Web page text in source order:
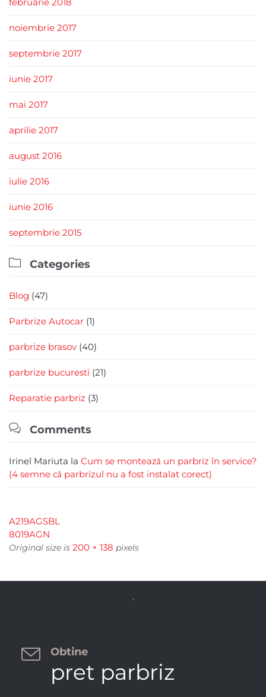
noiembrie 2017
septembrie 2017
iunie 2017
mai 2017
aprilie 2017
august 2016
iulie 2016
iunie 2016
septembrie 2015
 Categories
Blog (47)
Parbrize Autocar (1)
parbrize brasov (40)
parbrize bucuresti (21)
Reparatie parbriz (3)
 Comments
Irinel Mariuta la Cum se montează un parbriz în service?
(4 semne că parbrizul nu a fost instalat corect)
A219AGSBL
8019AGN
Original size is 200 × 138 pixels
 Obtine
pret parbriz